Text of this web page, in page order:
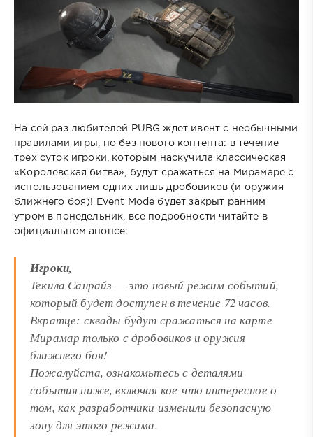
На сей раз любителей PUBG ждет ивент с необычными
правилами игры, но без нового контента: в течение
трех суток игроки, которым наскучила классическая
«Королевская битва», будут сражаться на Мирамаре с
использованием одних лишь дробовиков (и оружия
ближнего боя)! Event Mode будет закрыт ранним
утром в понедельник, все подробности читайте в
официальном анонсе:
Игроки,
Текила Санрайз — это новый режим событий,
который будет доступен в течение 72 часов.
Вкратце: сквады будут сражаться на карте
Мирамар только с дробовиков и оружия
ближнего боя!
Пожалуйста, ознакомьтесь с деталями
события ниже, включая кое-что интересное о
том, как разработчики изменили безопасную
зону для этого режима.